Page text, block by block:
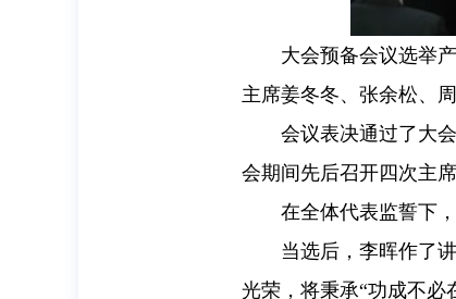
大会预备会议选举
主席姜冬冬、张余松、
会议表决通过了大
会期间先后召开四次主席
在全体代表监誓下
当选后，李晖作了
光荣，将秉承“功成不必